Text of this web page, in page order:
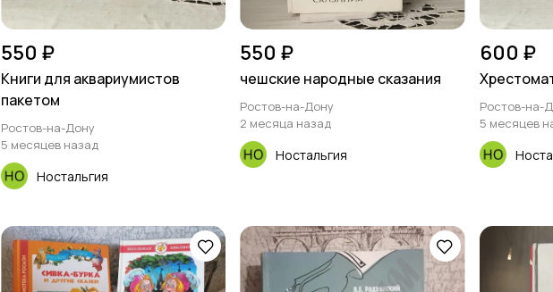
550 ₽
Книги для аквариумистов
пакетом
Ростов-на-Дону
5 месяцев назад
Ностальгия
550 ₽
чешские народные сказания
Ростов-на-Дону
2 месяца назад
Ностальгия
600 ₽
Ростов-на-
5 месяцев